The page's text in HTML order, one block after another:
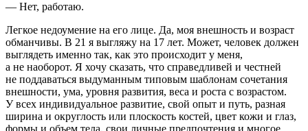
— Нет, работаю.
Легкое недоумение на его лице. Да, моя внешность и возраст
обманчивы. В 21 я выгляжу на 17 лет. Может, человек должен
выглядеть именно так, как это происходит у меня,
а не наоборот. Я хочу сказать, что справедливей и честней
не поддаваться выдуманным типовым шаблонам сочетания
внешности, ума, уровня развития, веса и роста с возрастом.
У всех индивидуальное развитие, свой опыт и путь, разная
ширина и округлость или плоскость костей, цвет кожи и глаз,